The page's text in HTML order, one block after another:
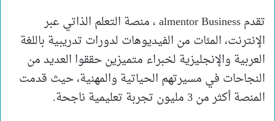
تقدم almentor Business ، منصة التعلم الذاتي عبر
الإنترنت، المئات من الفيديوهات لدورات تدريبية باللغة
العربية والإنجليزية لخبراء متميزين حققوا العديد من
النجاحات في مسيرتهم الحياتية والمهنية، حيث قدمت
المنصة أكثر من 3 مليون تجربة تعليمية ناجحة.